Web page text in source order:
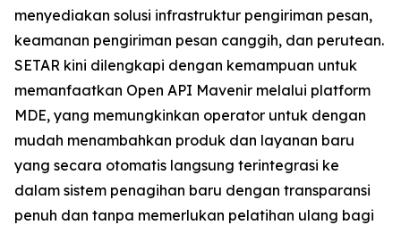
menyediakan solusi infrastruktur pengiriman pesan,
keamanan pengiriman pesan canggih, dan perutean.
SETAR kini dilengkapi dengan kemampuan untuk
memanfaatkan Open API Mavenir melalui platform
MDE, yang memungkinkan operator untuk dengan
mudah menambahkan produk dan layanan baru
yang secara otomatis langsung terintegrasi ke
dalam sistem penagihan baru dengan transparansi
penuh dan tanpa memerlukan pelatihan ulang bagi